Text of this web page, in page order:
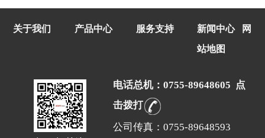
关于我们 产品中心 服务支持 新闻中心
网
站地图
电话总机：0755-89648605 点
击拨打
公司传真：0755-89648593